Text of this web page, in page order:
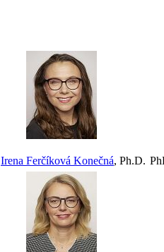
Irena Ferčíková Konečná, Ph.D.